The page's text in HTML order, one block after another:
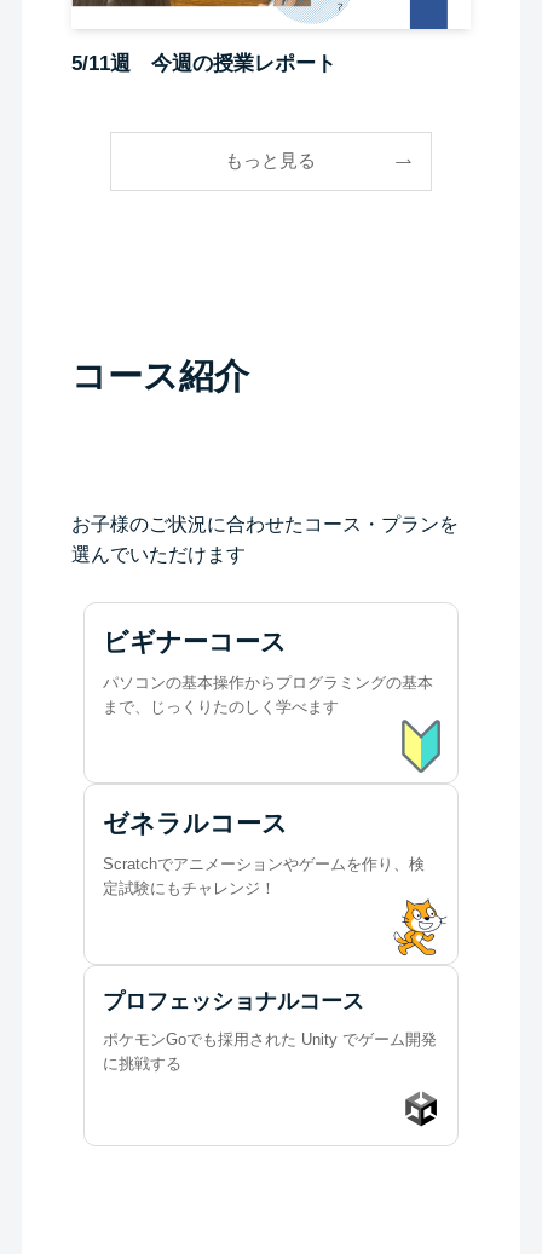
5/11週 今週の授業レポート
もっと見る
コース紹介
お子様のご状況に合わせたコース・プランを
選んでいただけます
ビギナーコース
パソコンの基本操作からプログラミングの基本
まで、じっくりたのしく学べます
ゼネラルコース
Scratchでアニメーションやゲームを作り、検
定試験にもチャレンジ！
プロフェッショナルコース
ポケモンGoでも採用された Unity でゲーム開発
に挑戦する